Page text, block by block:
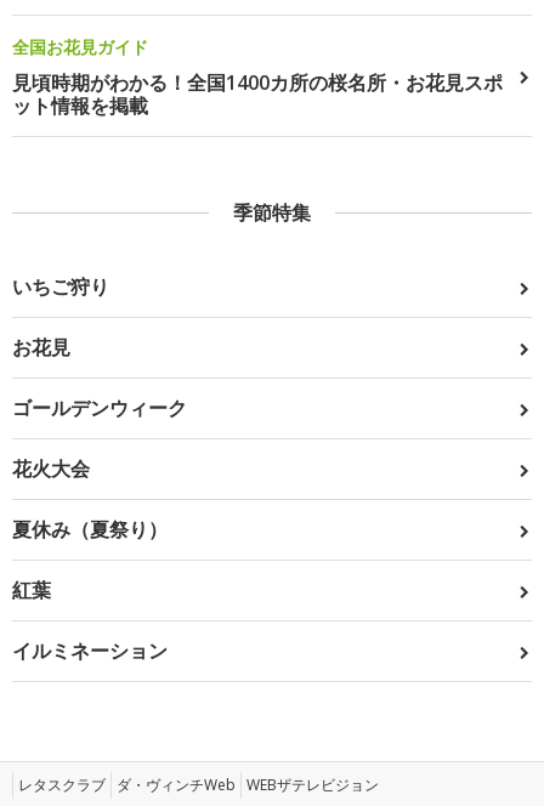
全国お花見ガイド
見頃時期がわかる！全国1400カ所の桜名所・お花見スポ
ット情報を掲載
季節特集
いちご狩り
お花見
ゴールデンウィーク
花火大会
夏休み（夏祭り）
紅葉
イルミネーション
レタスクラブ ダ・ヴィンチWeb WEBザテレビジョン